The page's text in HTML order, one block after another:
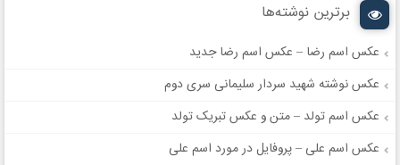
برترین نوشته‌ها
عکس اسم رضا – عکس اسم رضا جدید
عکس نوشته شهید سردار سلیمانی سری دوم
عکس اسم تولد – متن و عکس تبریک تولد
عکس اسم علی – پروفایل در مورد اسم علی